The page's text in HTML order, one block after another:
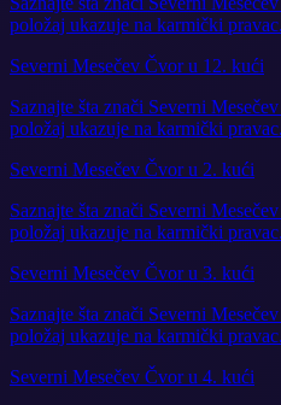
položaj ukazuje na karmički pravac.
Severni Mesečev Čvor u 12. kući
Saznajte šta znači Severni
položaj ukazuje na karmički pravac.
Severni Mesečev Čvor u 2. kući
Saznajte šta znači Severni
položaj ukazuje na karmički pravac.
Severni Mesečev Čvor u 3. kući
Saznajte šta znači Severni
položaj ukazuje na karmički pravac.
Severni Mesečev Čvor u 4. kući